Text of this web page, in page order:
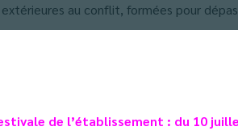
de l’établissement : du 10
au conflit, formées pour
efficace aux petites violences
de communication et de
leur responsabilité au sein de
élèves. C’est assurément une